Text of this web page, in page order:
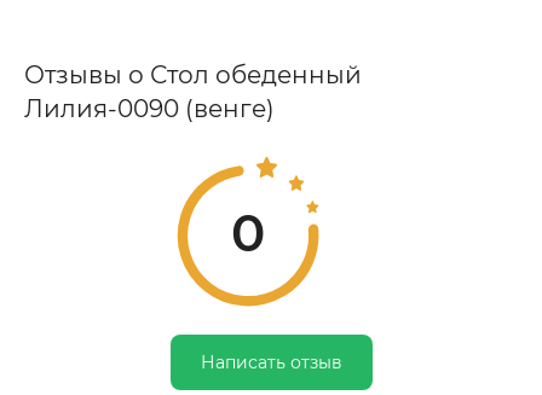
Отзывы о Стол обеденный
Лилия-0090 (венге)
0
Написать отзыв